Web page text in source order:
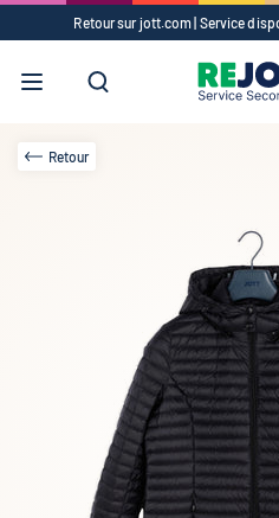
Retour sur jott.com | Service
RetourVêtements